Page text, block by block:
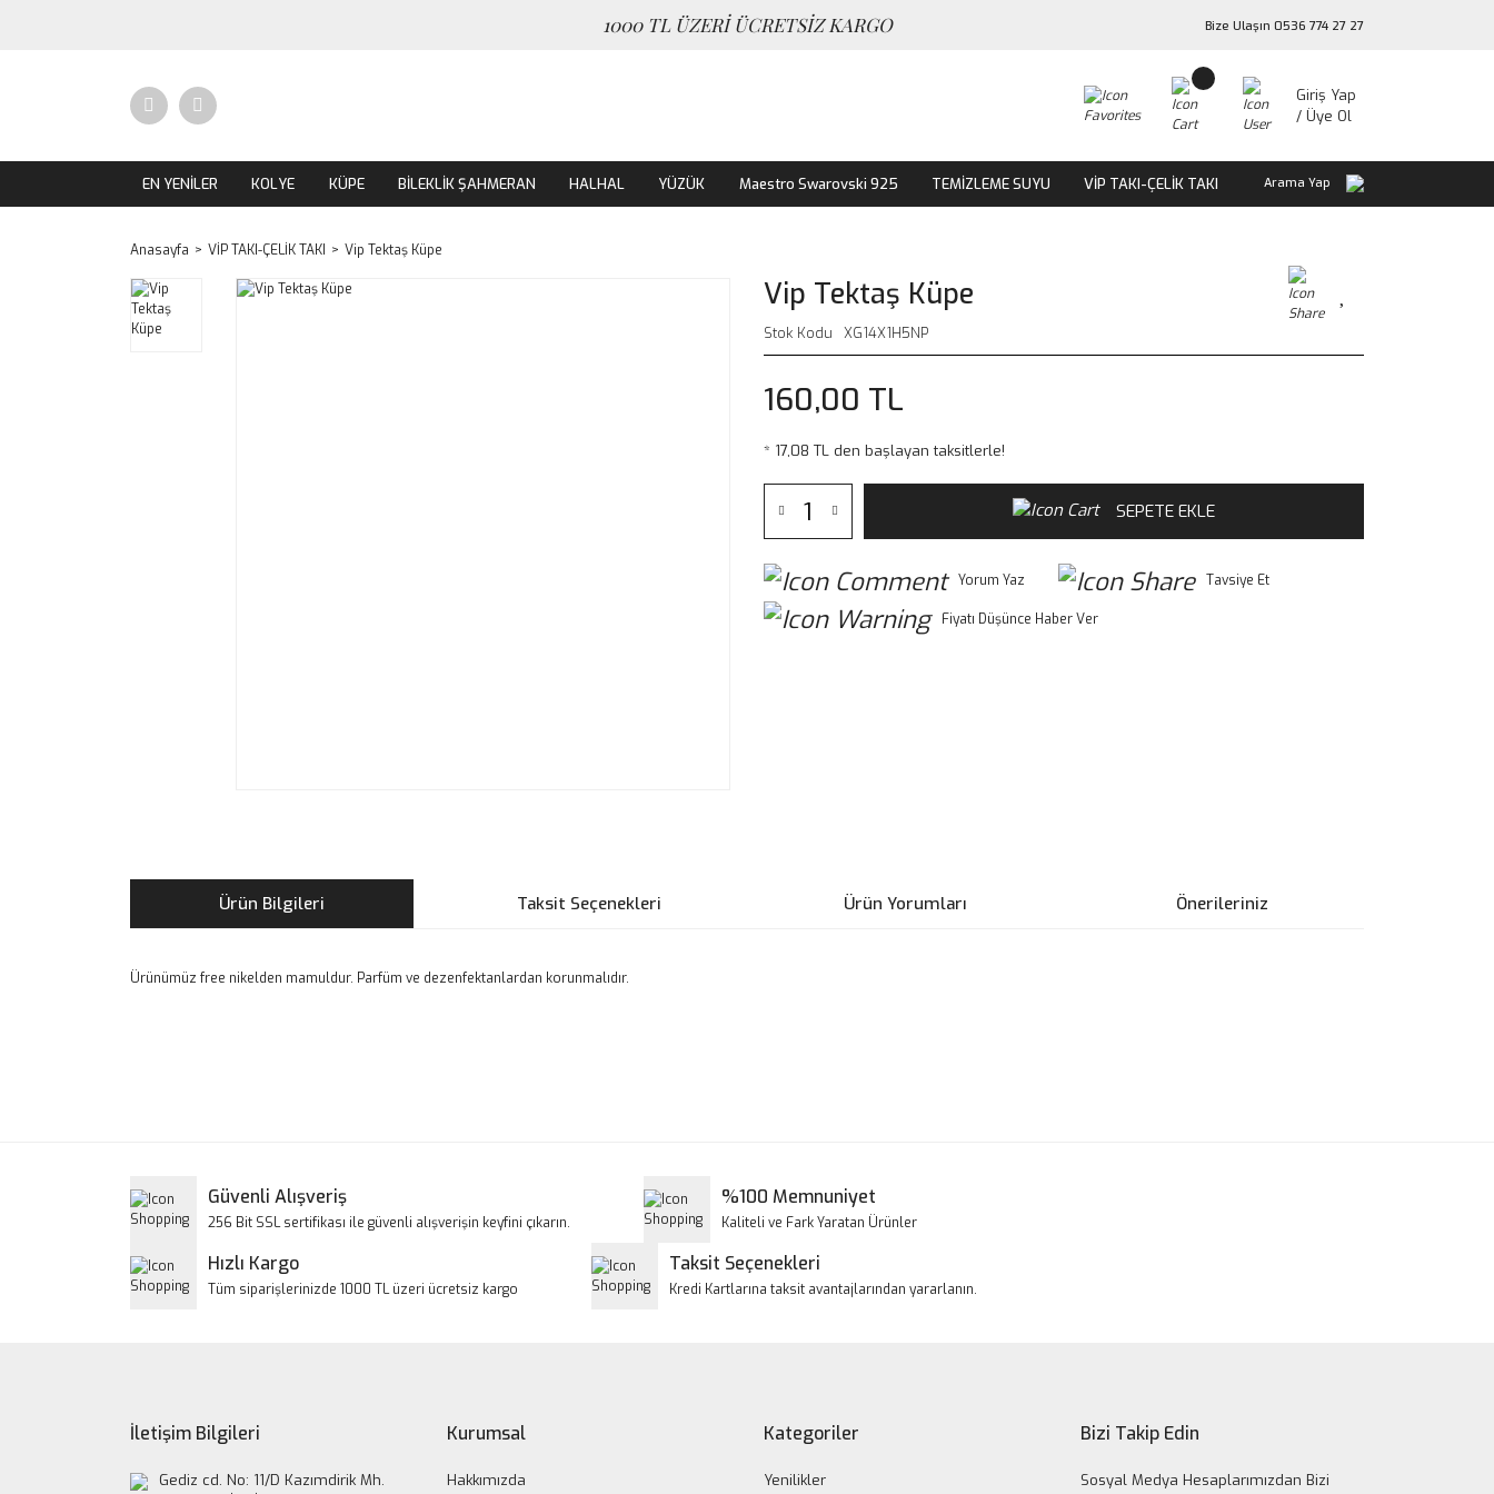
1000 TL ÜZERİ ÜCRETSİZ KARGO Bize Ulaşın 0536 774 27 27
Giriş Yap
/ Üye Ol
EN YENİLER KOLYE KÜPE BİLEKLİK ŞAHMERAN HALHAL YÜZÜK Maestro Swarovski 925 TEMİZLEME SUYU VİP TAKI-ÇELİK TAKI Arama Yap
Anasayfa VİP TAKI-ÇELİK TAKI Vip Tektaş Küpe
Vip Tektaş Küpe
Stok Kodu XG14X1H5NP
160,00 TL
* 17,08 TL den başlayan taksitlerle!
SEPETE EKLE
Yorum Yaz Tavsiye Et
Fiyatı Düşünce Haber Ver
Ürün Bilgileri Taksit Seçenekleri Ürün Yorumları Önerileriniz
Ürünümüz free nikelden mamuldur. Parfüm ve dezenfektanlardan korunmalıdır.
Ürün fiyatı diğer sitelerden daha pahalı.
Güvenli Alışveriş
256 Bit SSL sertifikası ile güvenli alışverişin keyfini çıkarın.
%100 Memnuniyet
Kaliteli ve Fark Yaratan Ürünler
Hızlı Kargo
Tüm siparişlerinizde 1000 TL üzeri ücretsiz kargo
Taksit Seçenekleri
Kredi Kartlarına taksit avantajlarından yararlanın.
İletişim Bilgileri
Gediz cd. No: 11/D Kazımdirik Mh.
Kurumsal
Hakkımızda
Kategoriler
Yenilikler
Bizi Takip Edin
Sosyal Medya Hesaplarımızdan Bizi